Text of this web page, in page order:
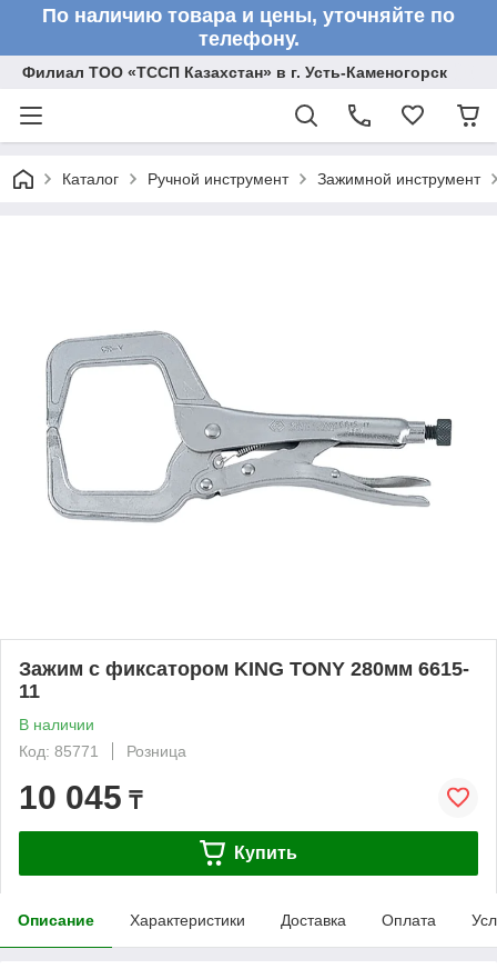
По наличию товара и цены, уточняйте по
телефону.
Филиал ТОО «ТССП Казахстан» в г. Усть-Каменогорск
Каталог Ручной инструмент Зажимной инструмент
Зажим с фиксатором KING TONY 280мм 6615-
11
В наличии
Код: 85771
Розница
10 045 ₸
Купить
Описание Характеристики Доставка Оплата